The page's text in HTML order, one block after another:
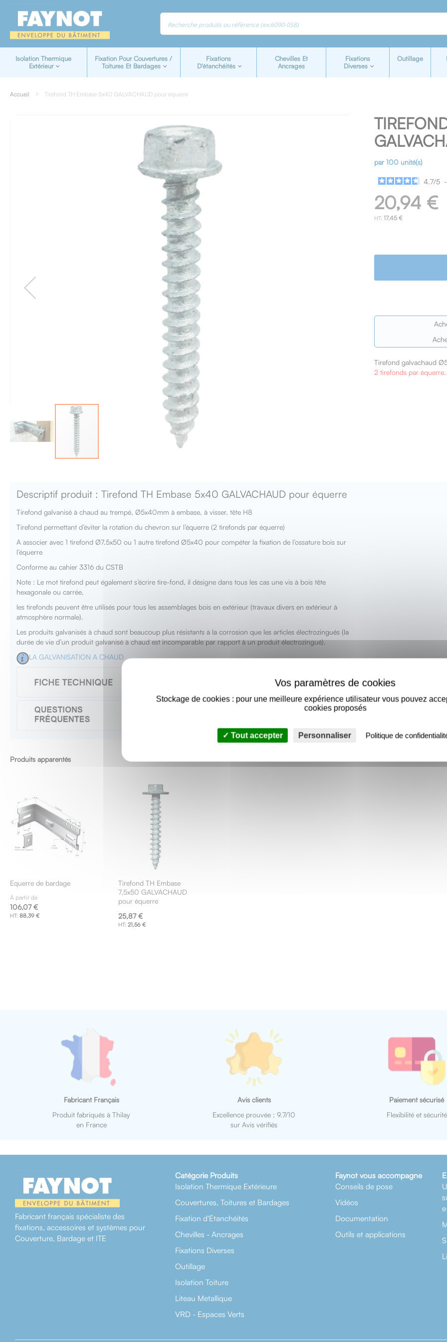
Isolation Thermique
Extérieur
Fixation Pour Couvertures /
Toitures Et Bardages
Fixations
D'étanchéités
Chevilles Et
Ancrages
Fixations
Diverses
Outillage
Accueil Tirefond TH Embase 5x40 GALVACHAUD pour équerre
par 100 unité(s)
4.7/5
20,94 €
17,45 €
Tirefond galvachaud
2 tirefonds par équerre.
beginning
the
images
Descriptif produit : Tirefond TH Embase 5x40 GALVACHAUD pour équerre
Tirefond galvanisé à chaud au trempé, Ø5x40mm à embase, à visser, tête H8
Tirefond permettant d’éviter la rotation du chevron sur l’équerre (2 tirefonds par équerre)
A associer avec 1 tirefond Ø7.5x50 ou 1 autre tirefond Ø5x40 pour compéter la fixation de l’ossature bois sur
l’équerre
Conforme au cahier 3316 du CSTB
Note : Le mot tirefond peut également s’écrire tire-fond, il désigne dans tous les cas une vis à bois tête
hexagonale ou carrée.
les tirefonds peuvent être utilisés pour tous les assemblages bois en extérieur (travaux divers en extérieur à
atmosphère normale).
Les produits galvanisés à chaud sont beaucoup plus résistants à la corrosion que les articles électrozingués (la
durée de vie d’un produit galvanisé à chaud est incomparable par rapport à un produit électrozingué).
LA GALVANISATION A CHAUD
Produits apparentés
Equerre de bardage
À partir de
106,07 €
88,39 €
Tirefond TH Embase
7,5x50 GALVACHAUD
pour équerre
25,87 €
21,56 €
Ajouter
au
panier
Fabricant Français
Produit fabriqués à Thilay
en France
Avis clients
Excellence prouvée : 9.7/10
sur Avis vérifiés
Paiement sécurisé
Flexibilité et sécurité
Fabricant français spécialiste des
fixations, accessoires et systèmes pour
Couverture, Bardage et ITE
Catégorie Produits
Isolation Thermique Extérieure
Couvertures, Toitures et Bardages
Fixation d'Étanchéités
Chevilles - Ancrages
Fixations Diverses
Outillage
Isolation Toiture
Liteau Metallique
VRD - Espaces Verts
Faynot vous accompagne
Conseils de pose
Vidéos
Documentation
Outils et applications
Stockage de cookies : pour une meilleure expérience utilisateur vous pouvez
cookies proposés
Tout accepter Personnaliser Politique de